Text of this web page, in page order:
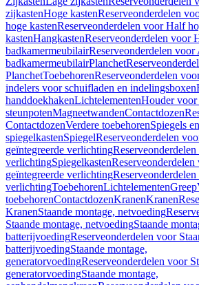
zijkastenHoge kastenReserveonderdelen
hoge kastenReserveonderdelen voor Half
kastenHangkastenReserveonderdelen voor
badkamermeubilairReserveonderdelen voor
badkamermeubilairPlanchet
PlanchetToebehorenReserveonderdelen
indelers voor schuifladen en indelingsboxen
handdoekhakenLichtelementenHouder voor
steunpotenMagneetwandenContactdozen
ContactdozenVerdere toebehorenSpiegels en
spiegelkastenSpiegelReserveonderdelen
geïntegreerde verlichting
verlichtingSpiegelkasten
geïntegreerde verlichting
verlichtingToebehorenLichtelementenGreep
toebehorenContactdozenKranenKranen
KranenStaande montage, netvoeding
Staande montage, netvoedingStaande
batterijvoedingReserveonderdelen voor
batterijvoedingStaande montage,
generatorvoedingReserveonderdelen voor
generatorvoedingStaande montage,